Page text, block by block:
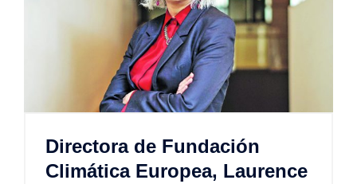
Directora de Fundación
Climática Europea, Laurence